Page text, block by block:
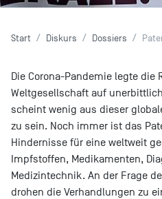
Start Diskurs Dossiers
Die Corona-Pandemie legte die
Weltgesellschaft auf
scheint wenig aus dieser
zu sein. Noch immer ist das
Hindernisse für eine weltweit
Impfstoffen, Medikamenten,
Medizintechnik. An der Frage
drohen die Verhandlungen zu